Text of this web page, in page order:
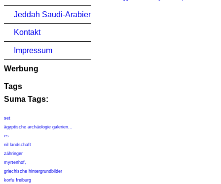
Jeddah Saudi-Arabien
Kontakt
Impressum
Werbung
Tags
Suma Tags:
set
ägyptische archäologie galerien...
es
nil landschaft
zähringer
myrtenhof,
griechische hintergrundbilder
korfu freiburg